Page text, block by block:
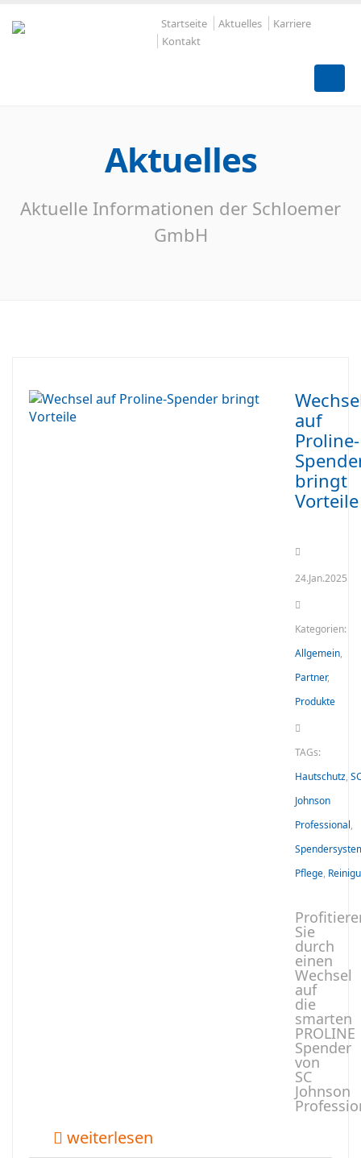
Startseite Aktuelles
Karriere
Kontakt
Aktuelles
Aktuelle Informationen der Schloemer
GmbH
auf
Proline-
bringt
Vorteile
24.Jan.2025
Kategorien:
Allgemein,
Partner,
Produkte
TAGs:
Hautschutz,
Johnson
Professional,
Pflege,
Sie
durch
einen
Wechsel
auf
die
smarten
PROLINE
Spender
von
SC
Johnson
weiterlesen